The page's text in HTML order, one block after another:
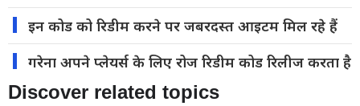
इन कोड को रिडीम करने पर जबरदस्त आइटम मिल रहे हैं
गरेना अपने प्लेयर्स के लिए रोज रिडीम कोड रिलीज करता है